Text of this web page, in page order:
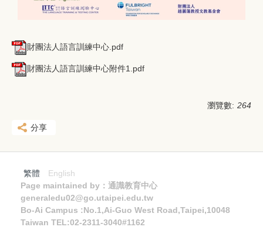
財團法人語言訓練中心.pdf
財團法人語言訓練中心附件1.pdf
瀏覽數: 264
分享
繁體
English
Page maintained by：通識教育中心
generaledu02@go.utaipei.edu.tw
Bo-Ai Campus :No.1,Ai-Guo West Road,Taipei,10048
Taiwan TEL:02-2311-3040#1162